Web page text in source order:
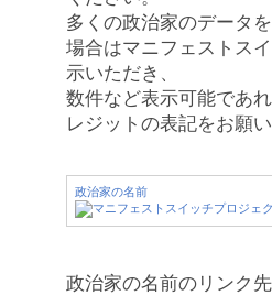
多くの政治家のデータ
場合はマニフェストス
示いただき、
数件など表示可能であ
レジットの表記をお願い
政治家の名前
政治家の名前のリンク